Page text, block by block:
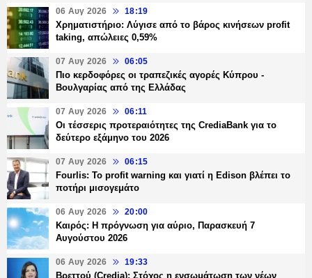
06 Αυγ 2026 18:19
Χρηματιστήριο: Λύγισε από το βάρος κινήσεων profit
taking, απώλειες 0,59%
07 Αυγ 2026 06:05
Πιο κερδοφόρες οι τραπεζικές αγορές Κύπρου -
Βουλγαρίας από της Ελλάδας
07 Αυγ 2026 06:11
Οι τέσσερις προτεραιότητες της CrediaBank για το
δεύτερο εξάμηνο του 2026
07 Αυγ 2026 06:15
Fourlis: Το profit warning και γιατί η Edison βλέπει το
ποτήρι μισογεμάτο
06 Αυγ 2026 20:00
Καιρός: Η πρόγνωση για αύριο, Παρασκευή 7
Αυγούστου 2026
06 Αυγ 2026 19:33
Βρεττού (Credia): Στόχος η ενσωμάτωση των νέων